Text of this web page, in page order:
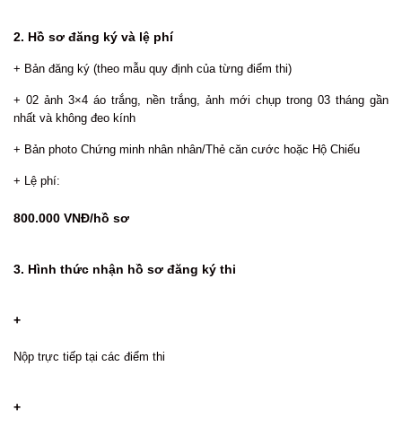
2. Hồ sơ đăng ký và lệ phí
+ Bản đăng ký (theo mẫu quy định của từng điểm thi)
+ 02 ảnh 3×4 áo trắng, nền trắng, ảnh mới chụp trong 03 tháng gần
nhất và không đeo kính
+ Bản photo Chứng minh nhân nhân/Thẻ căn cước hoặc Hộ Chiếu
+ Lệ phí:
800.000 VNĐ/hồ sơ
3. Hình thức nhận hồ sơ đăng ký thi
+
Nộp trực tiếp tại các điểm thi
+